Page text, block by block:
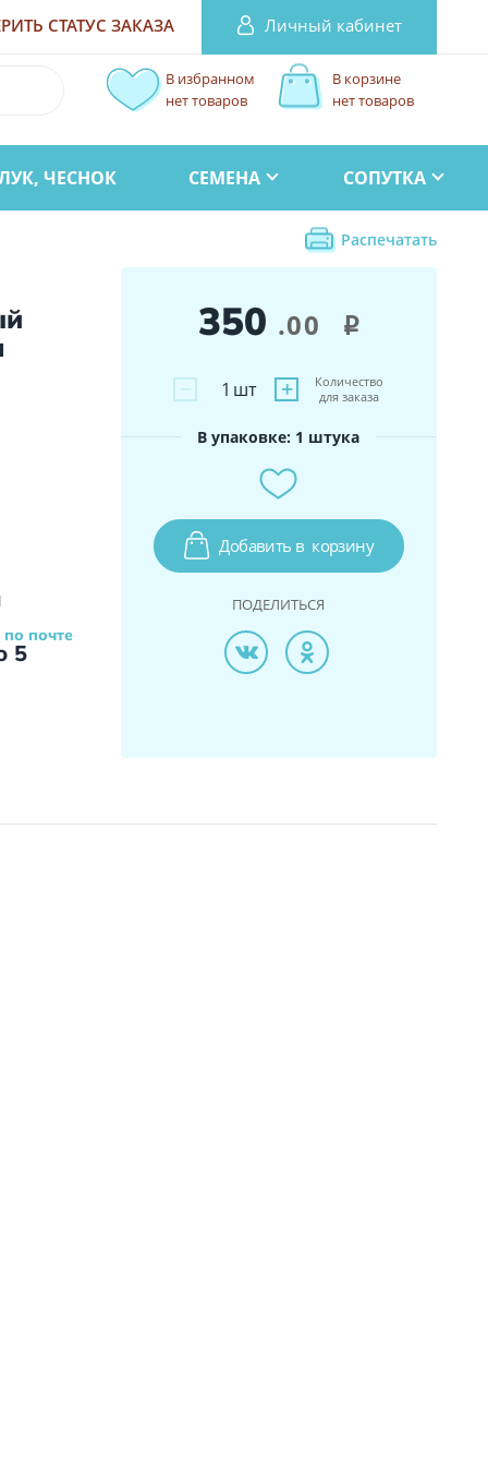
СТАТУС ЗАКАЗА Личный кабинет
В корзине
нет товаров
В избранном
нет товаров
ЧЕСНОК СЕМЕНА СОПУТКА
Распечатать
почте
5
350 .00 i
− +
1 шт
Количество
для заказа
В упаковке: 1 штука
Добавить в корзину
ПОДЕЛИТЬСЯ